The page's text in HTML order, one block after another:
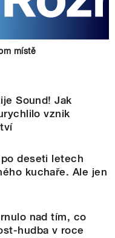
místě
Sound! Jak
vznik
deseti letech
kuchaře. Ale jen
nad tím, co
hudba v roce